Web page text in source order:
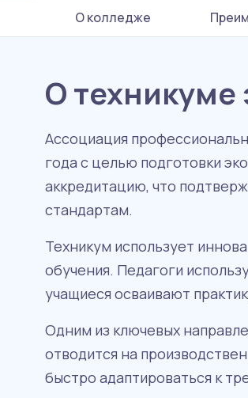
О колледже
О
Ассоциация
года с целью подготовки
аккредитацию, что
стандартам.
Техникум использует
обучения. Педагоги
учащиеся осваивают
Одним из ключевых
отводится на
быстро адаптироваться к